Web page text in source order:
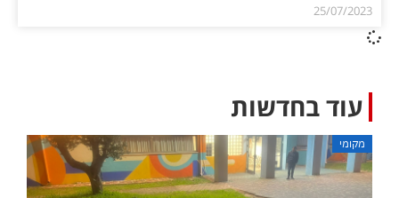
25/07/2023
עוד בחדשות
מקומי